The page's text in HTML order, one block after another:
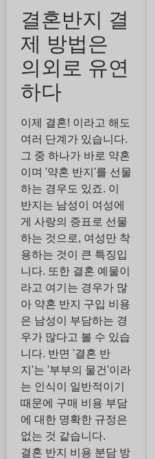
결혼반지 결
제 방법은
의외로 유연
하다
이제 결혼! 이라고 해도
여러 단계가 있습니다.
그 중 하나가 바로 약혼
이며 '약혼 반지'를 선물
하는 경우도 있죠. 이
반지는 남성이 여성에
게 사랑의 증표로 선물
하는 것으로, 여성만 착
용하는 것이 큰 특징입
니다. 또한 결혼 예물이
라고 여기는 경우가 많
아 약혼 반지 구입 비용
은 남성이 부담하는 경
우가 많다고 볼 수 있습
니다. 반면 '결혼 반
지'는 '부부의 물건'이라
는 인식이 일반적이기
때문에 구매 비용 부담
에 대한 명확한 규정은
없는 것 같습니다.
결혼 반지 비용 분담 방